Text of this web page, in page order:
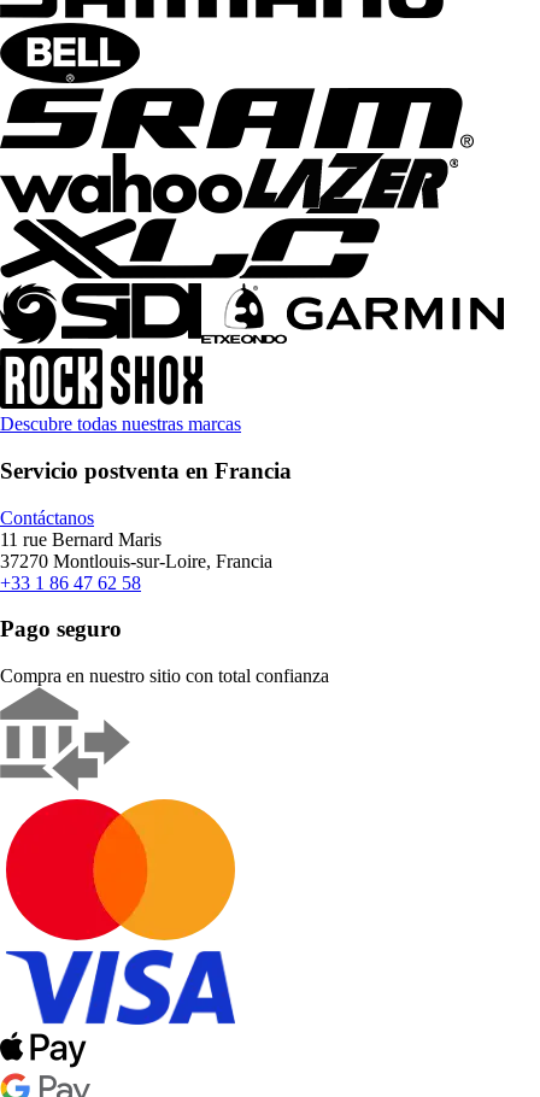
Descubre todas nuestras marcas
Servicio postventa en Francia
Contáctanos
11 rue Bernard Maris
37270 Montlouis-sur-Loire, Francia
+33 1 86 47 62 58
Pago seguro
Compra en nuestro sitio con total confianza